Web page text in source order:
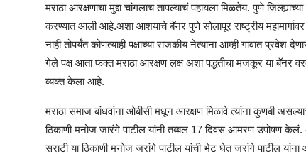
मराठा आरक्षणाचा मुद्दा चांगलाच तापल्याचं पहायला मिळतेय. पुणे
करण्यात आली आहे.अशा आशयाचे बॅनर पुणे सोलापूर राष्ट्रीय
नाही तोपर्यंत कोणत्याही पक्षाच्या राजकीय नेत्यांना आम्ही गावात
गेले पक्ष आता फक्त मराठा आरक्षण लक्ष अशा पद्धतीचा मजकूर या बॅनर
व्यक्त केला आहे.
मराठा समाज बांधवांना ओबीसी मधून आरक्षण मिळावे त्यांना कुणबी
ठिकाणी मनोज जारंगे पाटील यांनी तब्बल 17 दिवस आमरण उपोषण
सराटी या ठिकाणी मनोज जरांगे पाटील यांची भेट घेत जरांगे पाटील